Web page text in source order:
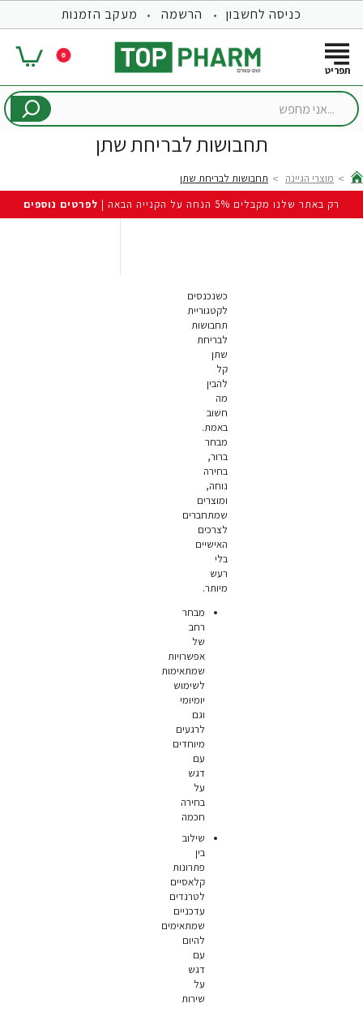
כניסה לחשבון הרשמה מעקב הזמנות
0
...אני
תחבושות לבריחת שתן
home
מוצרי הגיינה
תחבושות לבריחת שתן
רק באתר שלנו מקבלים 5% הנחה על הקנייה הבאה |
לפרטים נוספים
כשנכנסים
לקטגוריית
תחבושות
לבריחת
שתן
קל
להבין
מה
חשוב
באמת.
מבחר
ברור,
בחירה
נוחה,
ומוצרים
שמתחברים
לצרכים
האישיים
בלי
רעש
מיותר.
מבחר
רחב
של
אפשרויות
שמתאימות
לשימוש
יומיומי
וגם
לרגעים
מיוחדים
עם
דגש
על
בחירה
חכמה
שילוב
בין
פתרונות
קלאסיים
לטרנדים
עדכניים
שמתאימים
להיום
עם
דגש
על
שירות